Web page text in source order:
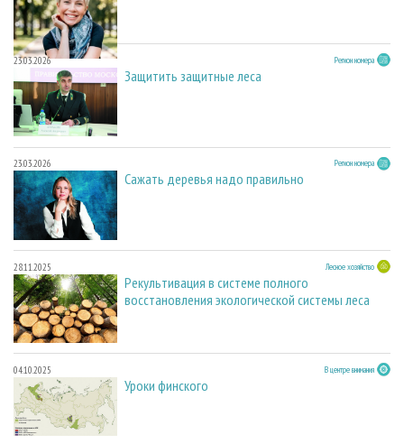
23.03.2026 Регион номера
Защитить защитные леса
23.03.2026 Регион номера
Сажать деревья надо правильно
28.11.2025 Лесное хозяйство
Рекультивация в системе полного
восстановления экологической системы леса
04.10.2025 В центре внимания
Уроки финского